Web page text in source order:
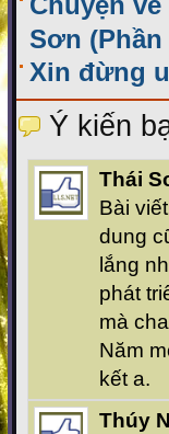
Sơn (Phần
Xin đừng
Ý kiến
Thái
Bài
dung
lắng
phát
mà
Năm
kết a.
Thúy